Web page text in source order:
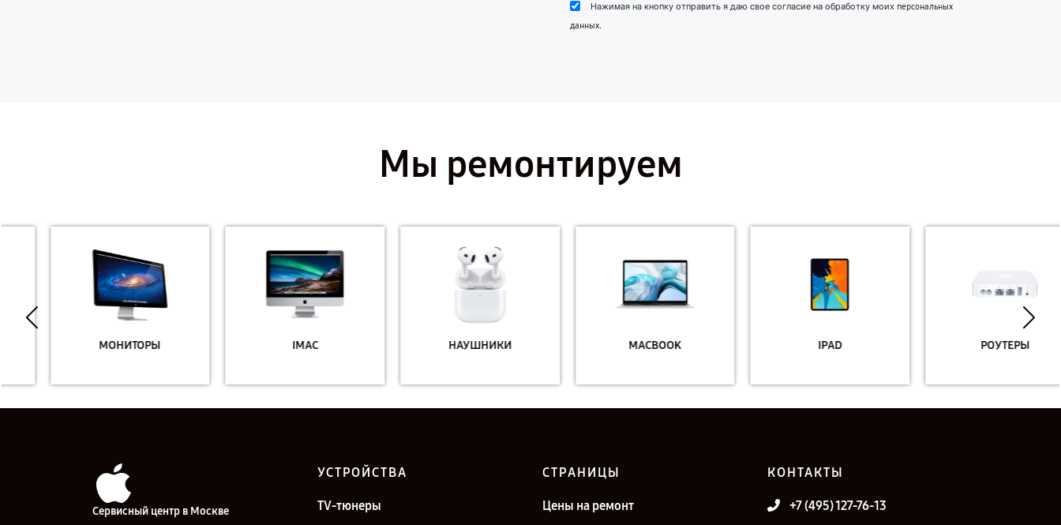
Нажимая на кнопку отправить я даю свое согласие на обработку моих персональных
данных.
Мы ремонтируем
МОНИТОРЫ НАУШНИКИ MACBOOK РОУТЕРЫ
Сервисный центр в Москве
УСТРОЙСТВА
TV-тюнеры
СТРАНИЦЫ
Цены на ремонт
КОНТАКТЫ
+7 (495) 127-76-13